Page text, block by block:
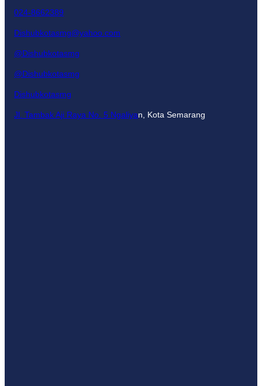
024-8662389
Dishubkotasmg@yahoo.com
@Dishubkotasmg
@Dishubkotasmg
Dishubkotasmg
Jl. Tambak Aji Raya No. 5 Ngaliyan, Kota Semarang